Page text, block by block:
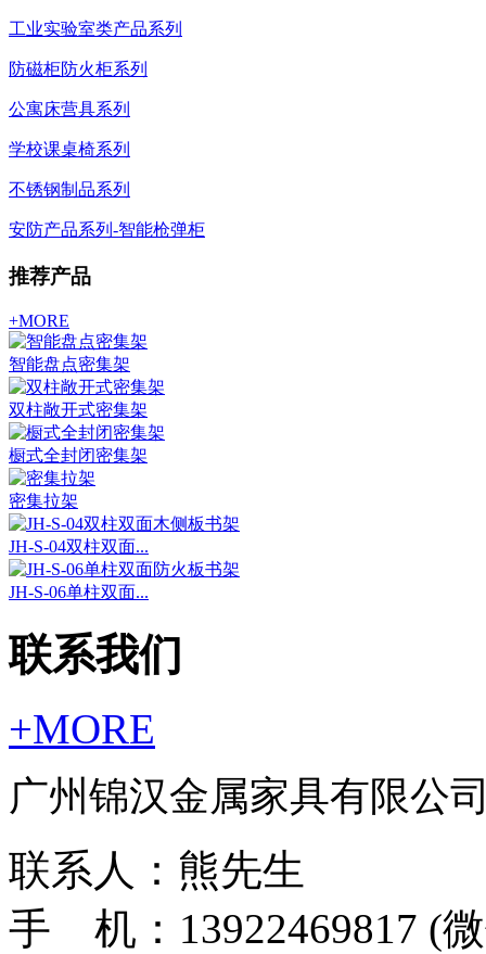
工业实验室类产品系列
防磁柜防火柜系列
公寓床营具系列
学校课桌椅系列
不锈钢制品系列
安防产品系列-智能枪弹柜
推荐产品
+MORE
智能盘点密集架
双柱敞开式密集架
橱式全封闭密集架
密集拉架
JH-S-04双柱双面...
JH-S-06单柱双面...
联系我们
+MORE
广州锦汉金属家具有限公
联系人：熊先生
手 机：13922469817 (